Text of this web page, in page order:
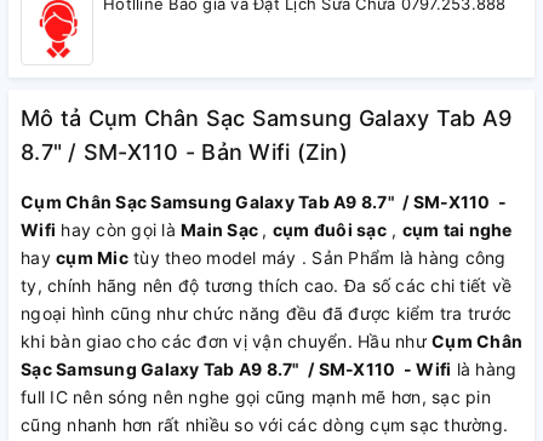
Mô tả Cụm Chân Sạc Samsung Galaxy Tab A9
8.7" / SM-X110 - Bản Wifi (Zin)
Cụm Chân Sạc Samsung Galaxy Tab A9 8.7" / SM-X110 -
Wifi hay còn gọi là Main Sạc , cụm đuôi sạc, cụm tai nghe
hay cụm Mictùy theo model máy . Sản Phẩm là hàng công
ty, chính hãng nên độ tương thích cao. Đa số các chi tiết về
ngoại hình cũng như chức năng đều đã được kiểm tra trước
khi bàn giao cho các đơn vị vận chuyển. Hầu như Cụm Chân
Sạc Samsung Galaxy Tab A9 8.7" / SM-X110 - Wifi là hàng
full IC nên sóng nên nghe gọi cũng mạnh mẽ hơn, sạc pin
cũng nhanh hơn rất nhiều so với các dòng cụm sạc thường.